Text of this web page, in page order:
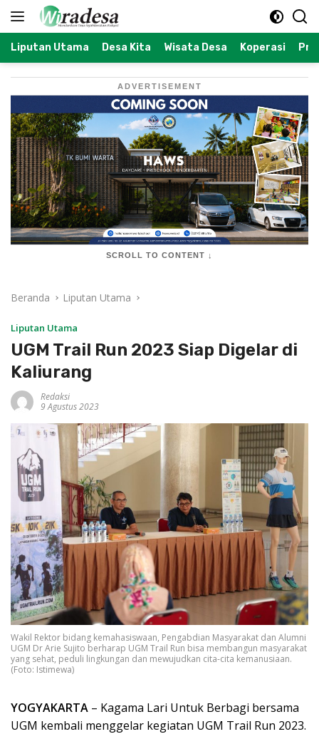
Langsung
Liputan Utama Desa Kita Wisata Desa Koperasi
ADVERTISEMENT
SCROLL TO CONTENT ↓
Beranda Liputan Utama
Liputan Utama
UGM Trail Run 2023 Siap Digelar di
Kaliurang
Redaksi
9 Agustus 2023
Wakil Rektor bidang kemahasiswaan, Pengabdian Masyarakat dan Alumni
UGM Dr Arie Sujito berharap UGM Trail Run bisa membangun masyarakat
yang sehat, peduli lingkungan dan mewujudkan cita-cita kemanusiaan.
(Foto: Istimewa)
YOGYAKARTA – Kagama Lari Untuk Berbagi bersama
UGM kembali menggelar kegiatan UGM Trail Run 2023.